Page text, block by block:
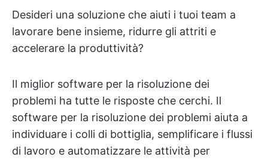
Desideri una soluzione che aiuti i tuoi team a
lavorare bene insieme, ridurre gli attriti e
accelerare la produttività?
Il miglior software per la risoluzione dei
problemi ha tutte le risposte che cerchi. Il
software per la risoluzione dei problemi aiuta a
individuare i colli di bottiglia, semplificare i flussi
di lavoro e automatizzare le attività per